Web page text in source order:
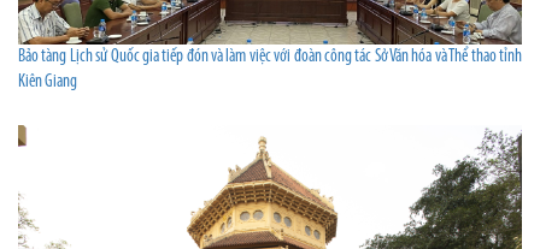
Bảo tàng Lịch sử Quốc gia tiếp đón và làm việc với đoàn công tác Sở Văn hóa và Thể thao tỉnh
Kiên Giang